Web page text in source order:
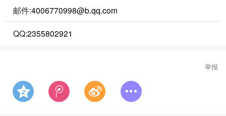
邮件:4006770998@b.qq.com
QQ:2355802921
举报